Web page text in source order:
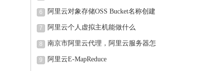
6
阿里云对象存储OSS Bucket名称创建
完可
7 阿里云个人虚拟主机能做什么
8 南京市阿里云代理，阿里云服务器怎
9 阿里云E-MapReduce